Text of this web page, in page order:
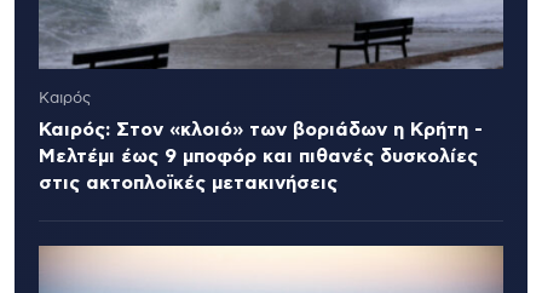
Καιρός
Καιρός: Στον «κλοιό» των βοριάδων η Κρήτη -
Μελτέμι έως 9 μποφόρ και πιθανές δυσκολίες
στις ακτοπλοϊκές μετακινήσεις